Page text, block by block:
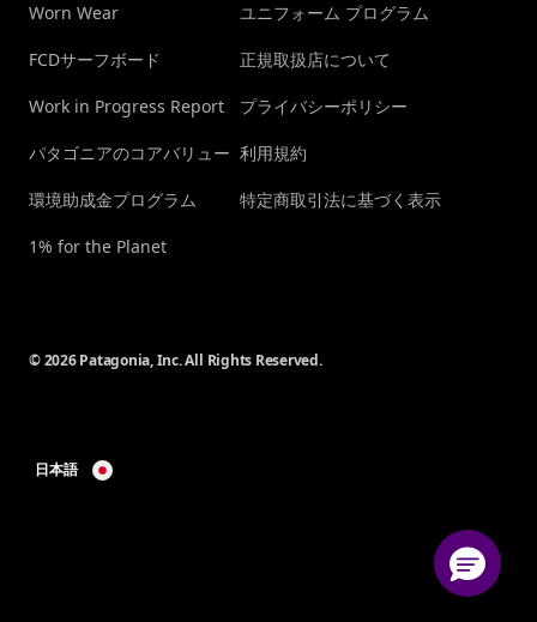
Worn Wear
FCDサーフボード
Work in Progress Report
パタゴニアのコアバリュー
環境助成金プログラム
1% for the Planet
ユニフォーム プログラム
正規取扱店について
プライバシーポリシー
利用規約
特定商取引法に基づく表示
© 2026 Patagonia, Inc. All Rights Reserved.
日本語